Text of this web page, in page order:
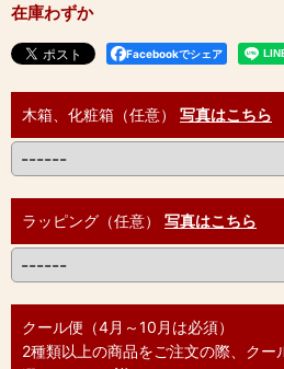
在庫わずか
Facebookでシェア
木箱、化粧箱（任意） 写真はこちら
ラッピング（任意） 写真はこちら
クール便（4月～10月は必須）
2種類以上の商品をご注文の際、クー